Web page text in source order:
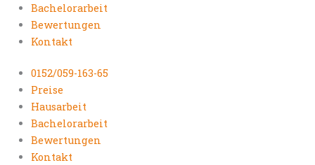
Bachelorarbeit
Bewertungen
Kontakt
0152/059-163-65
Preise
Hausarbeit
Bachelorarbeit
Bewertungen
Kontakt